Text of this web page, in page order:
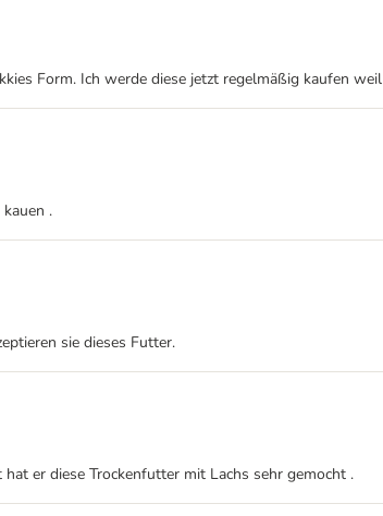
Form. Ich werde diese jetzt regelmäßig kaufen
.
sie dieses Futter.
er diese Trockenfutter mit Lachs sehr gemocht .